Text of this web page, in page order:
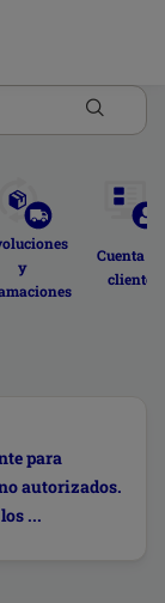
y
Cuenta
cliente
para
autorizados.
...